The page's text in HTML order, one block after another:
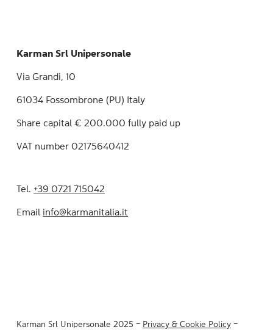
Karman Srl Unipersonale
Via Grandi, 10
61034 Fossombrone (PU) Italy
Share capital € 200.000 fully paid up
VAT number 02175640412
Tel.+39 0721 715042
Email info@karmanitalia.it
Karman Srl Unipersonale 2025 – Privacy & Cookie Policy–